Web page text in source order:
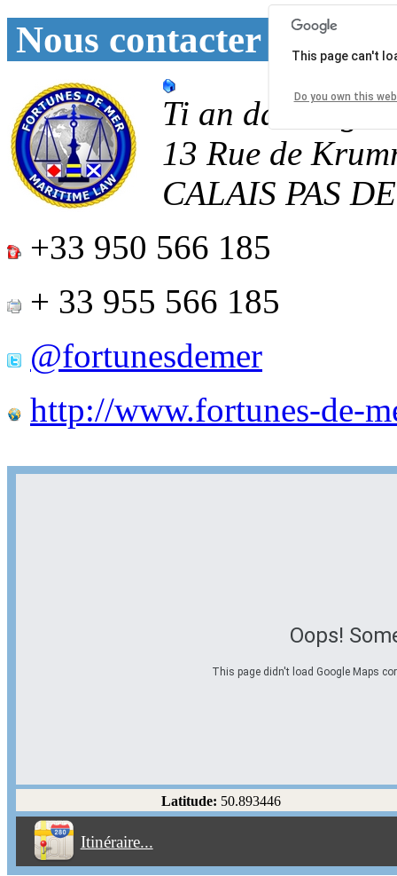
Nous contacter
Ti an
13 Rue de
CALAIS PAS
+33 950 566 185
+ 33 955 566 185
@fortunesdemer
http://www.fortunes-de-
Oops!
This page didn't load Google Maps
This page can't
Do you own this
Latitude: 50.893446
Itinéraire...
Éviter les autoroutes
Éviter les péages
Partir! Reset